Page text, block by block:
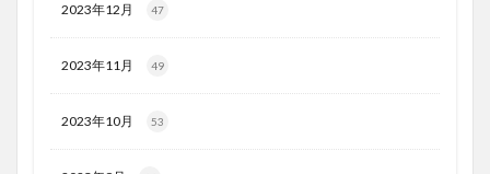
2023年12月 47
2023年11月 49
2023年10月 53